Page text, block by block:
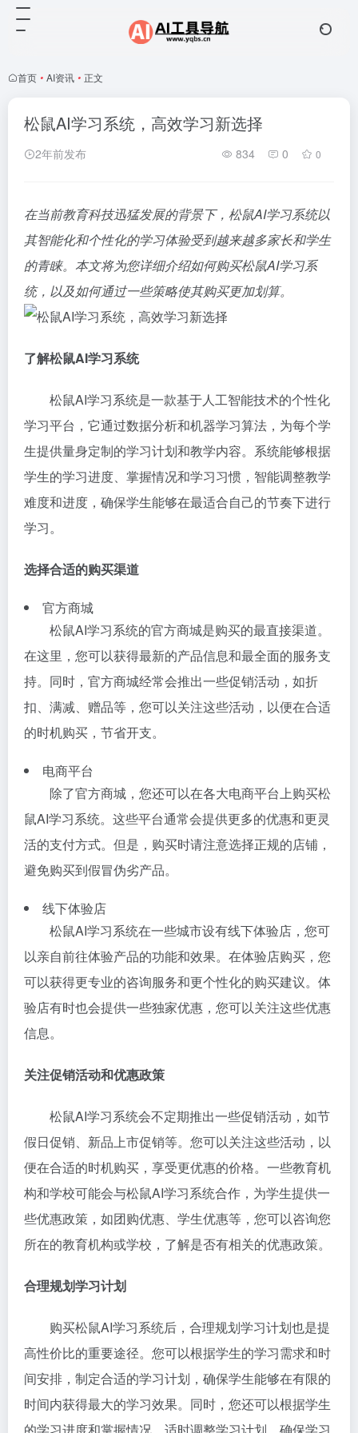
首页 • AI资讯 • 正文
松鼠AI学习系统，高效学习新选择
2年前发布 834 0 0
在当前教育科技迅猛发展的背景下，松鼠AI学习系统以
其智能化和个性化的学习体验受到越来越多家长和学生
的青睐。本文将为您详细介绍如何购买松鼠AI学习系
统，以及如何通过一些策略使其购买更加划算。
了解松鼠AI学习系统
松鼠AI学习系统是一款基于人工智能技术的个性化
学习平台，它通过数据分析和机器学习算法，为每个学
生提供量身定制的学习计划和教学内容。系统能够根据
学生的学习进度、掌握情况和学习习惯，智能调整教学
难度和进度，确保学生能够在最适合自己的节奏下进行
学习。
选择合适的购买渠道
官方商城
松鼠AI学习系统的官方商城是购买的最直接渠道。
在这里，您可以获得最新的产品信息和最全面的服务支
持。同时，官方商城经常会推出一些促销活动，如折
扣、满减、赠品等，您可以关注这些活动，以便在合适
的时机购买，节省开支。
电商平台
除了官方商城，您还可以在各大电商平台上购买松
鼠AI学习系统。这些平台通常会提供更多的优惠和更灵
活的支付方式。但是，购买时请注意选择正规的店铺，
避免购买到假冒伪劣产品。
线下体验店
松鼠AI学习系统在一些城市设有线下体验店，您可
以亲自前往体验产品的功能和效果。在体验店购买，您
可以获得更专业的咨询服务和更个性化的购买建议。体
验店有时也会提供一些独家优惠，您可以关注这些优惠
信息。
关注促销活动和优惠政策
松鼠AI学习系统会不定期推出一些促销活动，如节
假日促销、新品上市促销等。您可以关注这些活动，以
便在合适的时机购买，享受更优惠的价格。一些教育机
构和学校可能会与松鼠AI学习系统合作，为学生提供一
些优惠政策，如团购优惠、学生优惠等，您可以咨询您
所在的教育机构或学校，了解是否有相关的优惠政策。
合理规划学习计划
购买松鼠AI学习系统后，合理规划学习计划也是提
高性价比的重要途径。您可以根据学生的学习需求和时
间安排，制定合适的学习计划，确保学生能够在有限的
时间内获得最大的学习效果。同时，您还可以根据学生